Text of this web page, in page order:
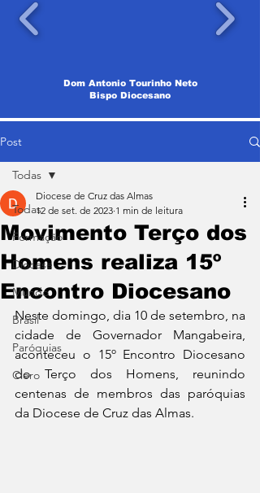
Dom Antonio Tourinho Neto
Bispo Diocesano
Post
Todas
Formação
Diocese
Mundo
Brasil
Paróquias
Clero
Todas
Movimento Terço dos
Homens realiza 15º
Encontro Diocesano
Diocese de Cruz das Almas
12 de set. de 2023 1 min de leitura
Neste domingo, dia 10 de setembro, na
cidade de Governador Mangabeira,
aconteceu o 15º Encontro Diocesano
do Terço dos Homens, reunindo
centenas de membros das paróquias
da Diocese de Cruz das Almas.